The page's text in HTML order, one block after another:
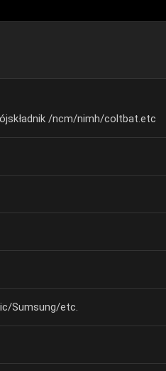
/ncm/nimh/coltbat.etc
Sumsung/etc.